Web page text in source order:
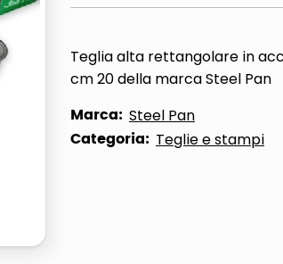
Teglia alta rettangolare in
cm 20 della marca Steel Pan
Marca: Steel Pan
Categoria: Teglie e stampi